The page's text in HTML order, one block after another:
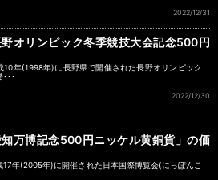
2022/12/31
オリンピック冬季競技大会記念500円
10年(1998年)に長野県で開催された長野オリンピック
･･･
2022/12/30
万博記念500円ニッケル黄銅貨」の価
17年(2005年)に開催された日本国際博覧会(にっぽんこ
･